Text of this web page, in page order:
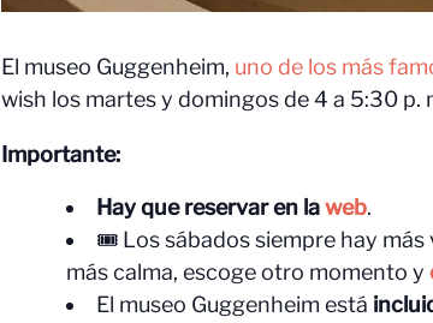
El museo Guggenheim, uno de los más
wish los martes y domingos de 4 a 5:30 p.
Importante:
Hay que reservar en laweb.
🎟 Los sábados siempre hay
más calma, escoge otro momento y
El museo Guggenheim está